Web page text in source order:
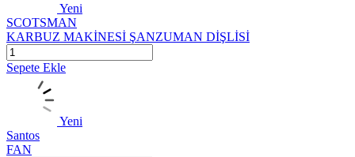
Yeni
SCOTSMAN
KARBUZ MAKİNESİ ŞANZUMAN DİŞLİSİ
Sepete Ekle
Yeni
Santos
FAN